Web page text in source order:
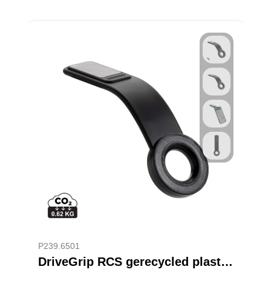
P239.6501
DriveGrip RCS gerecycled plastic magnetische auto houder